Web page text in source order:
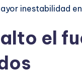
inestabilidad
el